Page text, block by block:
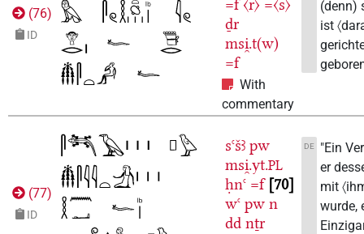
(76)
ID
=f 〈r〉 =〈s〉
ḏr
msi̯.t(w)
=f
With
commentary
(denn)
ist
(77)
ID
sꜥšꜣ pw
msi̯.yt.PL
ḥnꜥ =f 70
wꜥ pw n
dd nṯr
DE
"Ein
er
mit
wurde,